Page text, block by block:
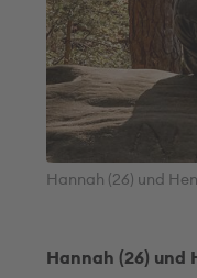
Hannah (26) und
Hannah (26) und